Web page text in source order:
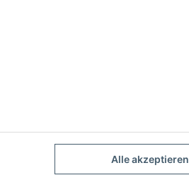
Alle akzeptieren